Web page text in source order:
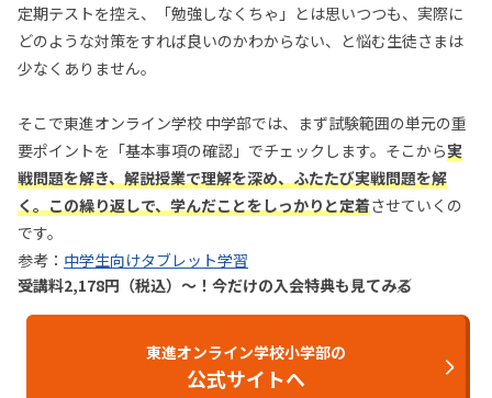
定期テストを控え、「勉強しなくちゃ」とは思いつつも、実際に
どのような対策をすれば良いのかわからない、と悩む生徒さまは
少なくありません。
そこで東進オンライン学校 中学部では、まず試験範囲の単元の重
要ポイントを「基本事項の確認」でチェックします。そこから実
戦問題を解き、解説授業で理解を深め、ふたたび実戦問題を解
く。この繰り返しで、学んだことをしっかりと定着させていくの
です。
参考： 中学生向けタブレット学習
受講料2,178円（税込）〜！今だけの入会特典も見てみる
東進オンライン学校小学部の
公式サイトへ